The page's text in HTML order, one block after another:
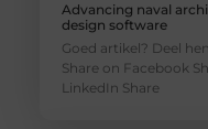
Advancing naval
design software
Goed artikel? Deel
Share on Facebook
LinkedIn Share